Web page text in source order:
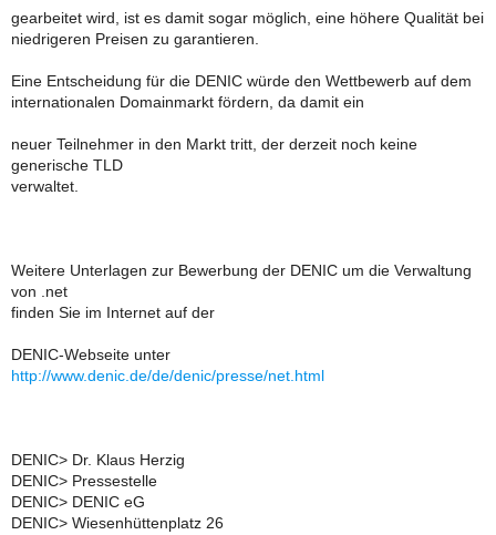
gearbeitet wird, ist es damit sogar möglich, eine höhere Qualität bei
niedrigeren Preisen zu garantieren.
Eine Entscheidung für die DENIC würde den Wettbewerb auf dem
internationalen Domainmarkt fördern, da damit ein
neuer Teilnehmer in den Markt tritt, der derzeit noch keine
generische TLD
verwaltet.
Weitere Unterlagen zur Bewerbung der DENIC um die Verwaltung
von .net
finden Sie im Internet auf der
DENIC-Webseite unter
http://www.denic.de/de/denic/presse/net.html
DENIC> Dr. Klaus Herzig
DENIC> Pressestelle
DENIC> DENIC eG
DENIC> Wiesenhüttenplatz 26